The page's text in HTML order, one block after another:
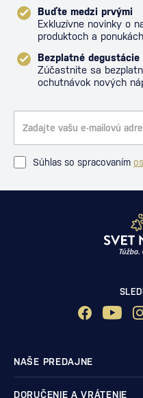
Buďte medzi prvými
Exkluzívne novinky o
produktoch a
Bezplatné degustácie
Zúčastnite sa
ochutnávok nových
Súhlas so spracovaním
NAŠE PREDAJNE
DORUČENIE A VRÁTENIE